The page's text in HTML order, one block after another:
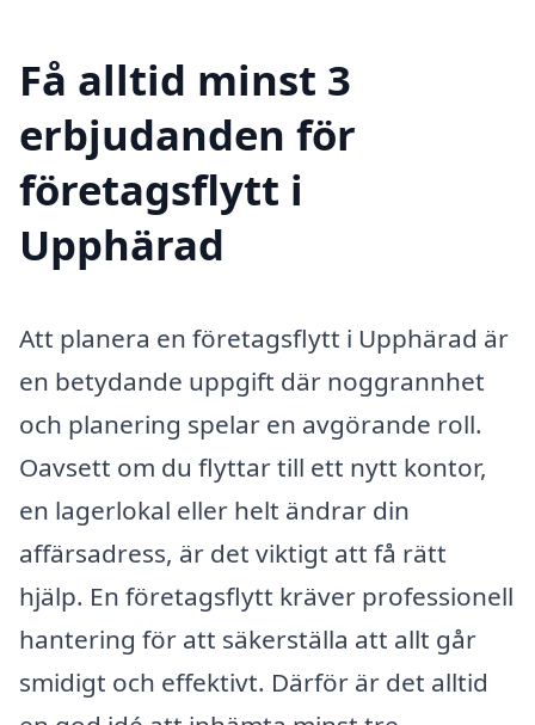
Få alltid minst 3
erbjudanden för
företagsflytt i
Upphärad
Att planera en företagsflytt i Upphärad är
en betydande uppgift där noggrannhet
och planering spelar en avgörande roll.
Oavsett om du flyttar till ett nytt kontor,
en lagerlokal eller helt ändrar din
affärsadress, är det viktigt att få rätt
hjälp. En företagsflytt kräver professionell
hantering för att säkerställa att allt går
smidigt och effektivt. Därför är det alltid